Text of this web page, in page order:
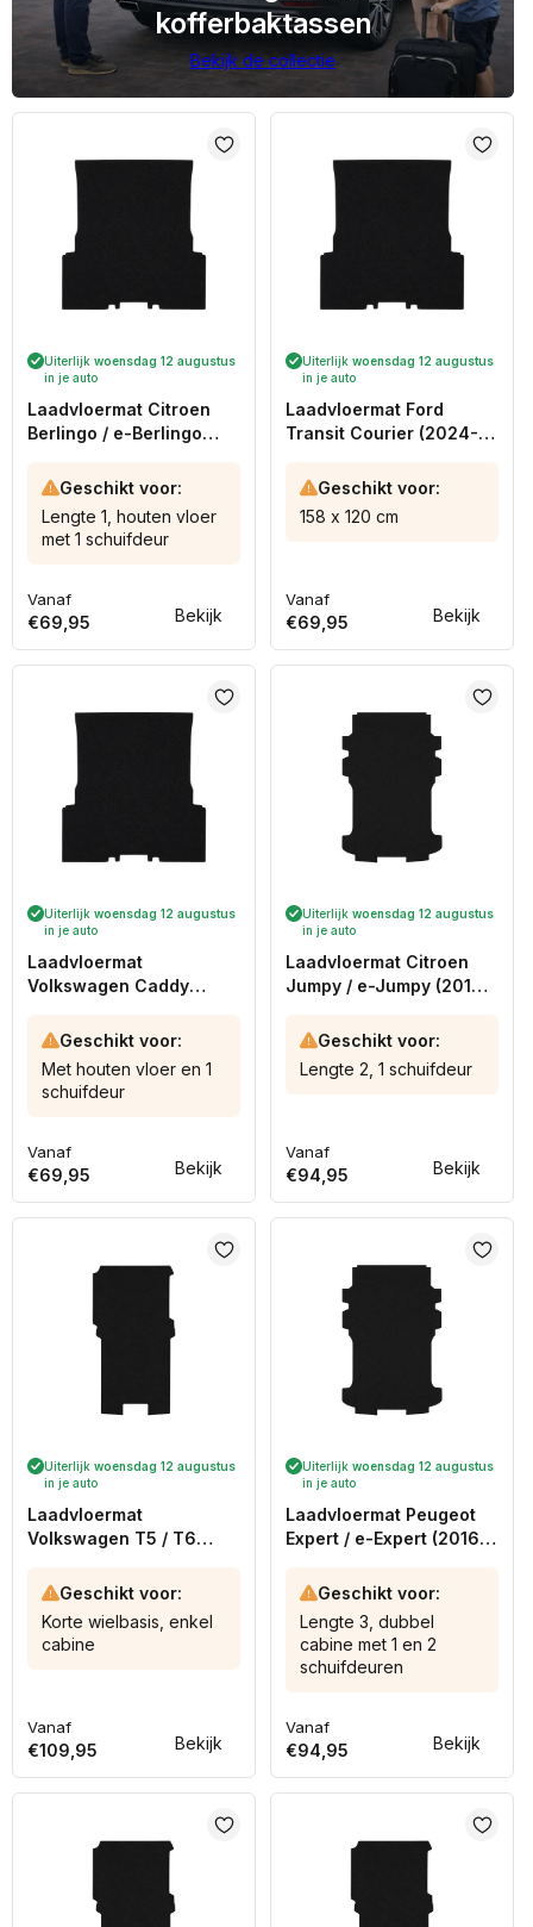
Bekijk
Uiterlijk woensdag 12 augustus
in je auto
Laadvloermat Citroen
Berlingo / e-Berlingo
Geschikt voor:
Lengte 1, houten vloer
met 1 schuifdeur
Normale
prijs
Vanaf
€69,95 Bekijk
Uiterlijk woensdag 12 augustus
in je auto
Laadvloermat Ford
Transit Courier (2024-
Geschikt voor:
158 x 120 cm
Normale
prijs
Vanaf
€69,95
Bekijk
Uiterlijk woensdag 12 augustus
in je auto
Laadvloermat
Volkswagen Caddy
Geschikt voor:
Met houten vloer en 1
schuifdeur
Normale
prijs
Vanaf
€69,95 Bekijk
Uiterlijk woensdag 12 augustus
in je auto
Laadvloermat Citroen
Jumpy / e-Jumpy (2016-
Geschikt voor:
Lengte 2, 1 schuifdeur
Normale
prijs
Vanaf
€94,95
Bekijk
Uiterlijk woensdag 12 augustus
in je auto
Laadvloermat
Volkswagen T5 / T6
Geschikt voor:
Korte wielbasis, enkel
cabine
Normale
prijs
Vanaf
€109,95 Bekijk
Uiterlijk woensdag 12 augustus
in je auto
Laadvloermat Peugeot
Expert / e-Expert (2016-
Geschikt voor:
Lengte 3, dubbel
cabine met 1 en 2
schuifdeuren
Normale
prijs
Vanaf
€94,95
kofferbaktassen
Bekijk de collectie